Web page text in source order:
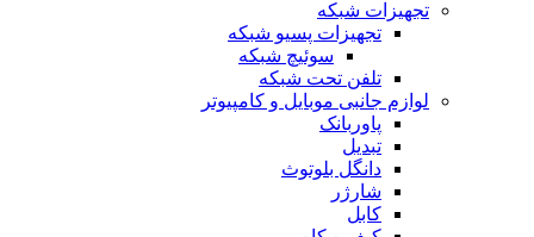
تجهیزات شبکه
تجهیزات پسیو شبکه
سوئیچ‌ شبکه
تلفن تحت شبکه
لوازم جانبی موبایل و کامپیوتر
پاوربانک
تبدیل
دانگل بلوتوث
شارژر
کابل